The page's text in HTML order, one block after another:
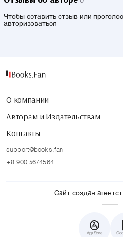
Чтобы оставить отзыв или
авторизоваться
О компании
Авторам и Издательствам
Контакты
support@books.fan
+8 900 5674564
Сайт создан
App Store